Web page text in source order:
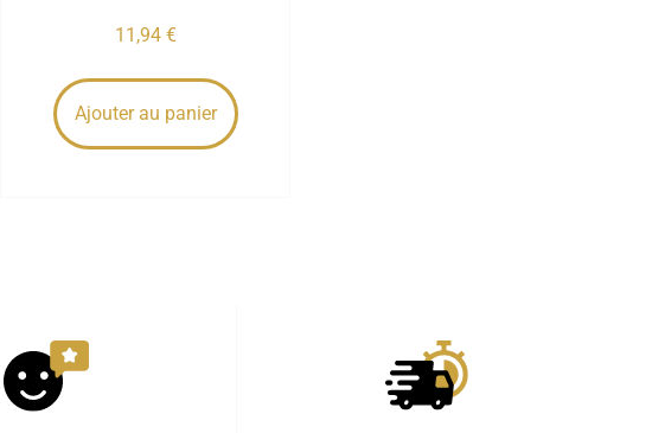
11,94 €
Ajouter au panier